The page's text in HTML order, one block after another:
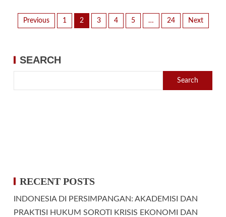
Previous 1 2 3 4 5 … 24 Next
SEARCH
Search
RECENT POSTS
INDONESIA DI PERSIMPANGAN: AKADEMISI DAN
PRAKTISI HUKUM SOROTI KRISIS EKONOMI DAN